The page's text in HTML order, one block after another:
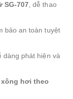
SG-707, dễ thao
bảo an toàn tuyệt
dàng phát hiện và
hơi theo